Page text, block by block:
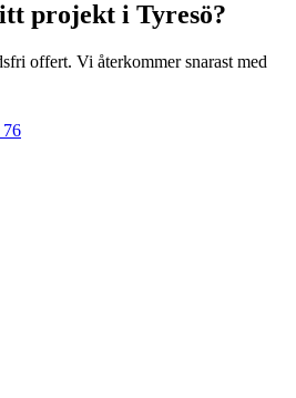
projekt i Tyresö?
offert. Vi återkommer snarast med
76